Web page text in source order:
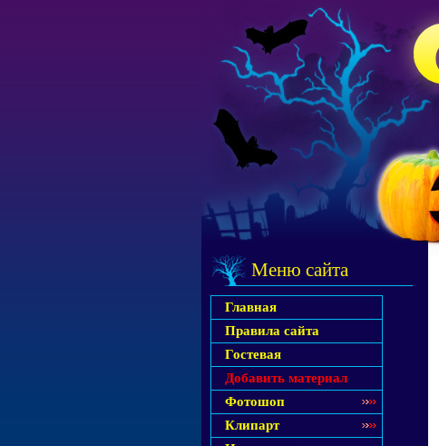
Меню сайта
Главная
Правила сайта
Гостевая
Добавить материал
Фотошоп
Клипарт